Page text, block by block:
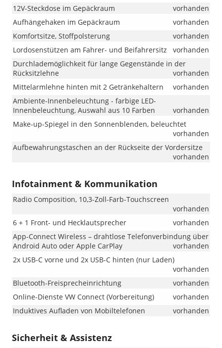
12V-Steckdose im Gepäckraum
vorhanden
Aufhängehaken im Gepäckraum
vorhanden
Komfortsitze, Stoffpolsterung
vorhanden
Lordosenstützen am Fahrer- und Beifahrersitz
vorhanden
Durchlademöglichkeit für lange Gegenstände in der
Rücksitzlehne
vorhanden
Mittelarmlehne hinten mit 2 Getränkehaltern
vorhanden
Ambiente-Innenbeleuchtung - farbige LED-
Innenbeleuchtung, Auswahl aus 10 Farben
vorhanden
Make-up-Spiegel in den Sonnenblenden, beleuchtet
vorhanden
Aufbewahrungstaschen an der Rückseite der Vordersitze
vorhanden
Infotainment & Kommunikation
Radio Composition, 10,3-Zoll-Farb-Touchscreen
vorhanden
6 + 1 Front- und Hecklautsprecher
vorhanden
App-Connect Wireless – drahtlose Telefonverbindung über
Android Auto oder Apple CarPlay
vorhanden
2x USB-C vorne und 2x USB-C hinten (nur Laden)
vorhanden
Bluetooth-Freisprecheinrichtung
vorhanden
Online-Dienste VW Connect (Vorbereitung)
vorhanden
Induktives Aufladen von Mobiltelefonen
vorhanden
Sicherheit & Assistenz